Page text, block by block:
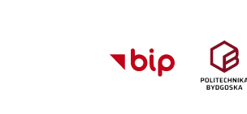
głównego menu
serwisu